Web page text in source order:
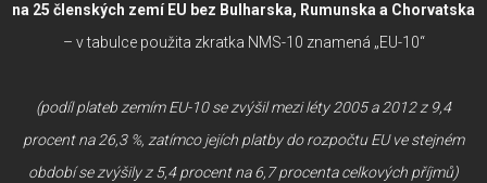
na 25 členských zemí EU bez Bulharska, Rumunska a Chorvatska
– v tabulce použita zkratka NMS-10 znamená „EU-10“
(podíl plateb zemím EU-10 se zvýšil mezi léty 2005 a 2012 z 9,4
procent na 26,3 %, zatímco jejích platby do rozpočtu EU ve stejném
období se zvýšily z 5,4 procent na 6,7 procenta celkových příjmů)